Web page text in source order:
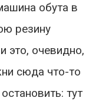
обута в
резину
это, очевидно,
сюда что-то
тут